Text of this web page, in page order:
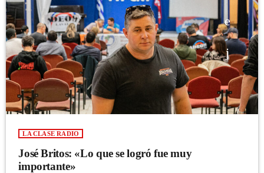
LA CLASE RADIO
José Britos: «Lo que se logró fue muy
importante»